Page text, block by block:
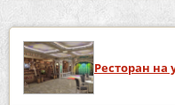
Ресторан на